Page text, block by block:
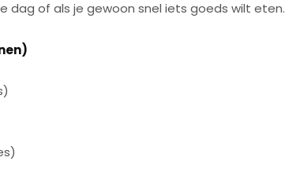
dag of als je gewoon snel iets goeds wilt eten.